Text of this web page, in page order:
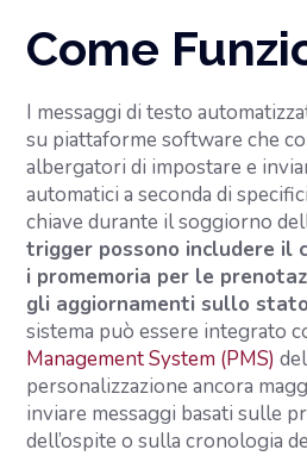
Come
I messaggi di testo
su piattaforme software che
albergatori di impostare e
automatici a seconda di
chiave durante il soggiorno
trigger possono includere il
i promemoria per le
gli aggiornamenti sullo
sistema può essere integrato
Management System (PMS)
personalizzazione ancora
inviare messaggi basati sulle
dell’ospite o sulla cronologia